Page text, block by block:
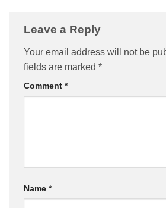
Leave a Reply
Your email address will not be
fields are marked *
Comment *
Name *